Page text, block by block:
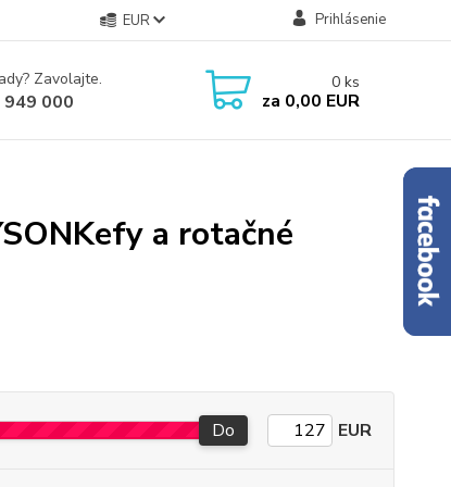
EUR Prihlásenie
Zavolajte.
000
0 ks
za 0,00 EUR
a rotačné
Do EUR